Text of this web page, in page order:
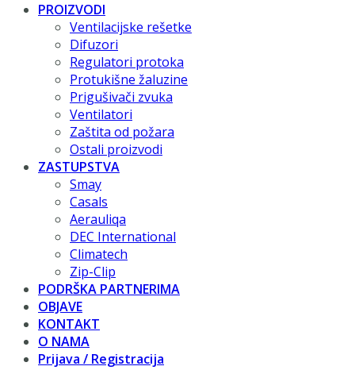
PROIZVODI
Ventilacijske rešetke
Difuzori
Regulatori protoka
Protukišne žaluzine
Prigušivači zvuka
Ventilatori
Zaštita od požara
Ostali proizvodi
ZASTUPSTVA
Smay
Casals
Aerauliqa
DEC International
Climatech
Zip-Clip
PODRŠKA PARTNERIMA
OBJAVE
KONTAKT
O NAMA
Prijava / Registracija